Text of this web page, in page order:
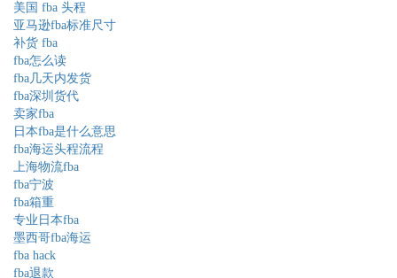
美国 fba 头程
亚马逊fba标准尺寸
补货 fba
fba怎么读
fba几天内发货
fba深圳货代
卖家fba
日本fba是什么意思
fba海运头程流程
上海物流fba
fba宁波
fba箱重
专业日本fba
墨西哥fba海运
fba hack
fba退款